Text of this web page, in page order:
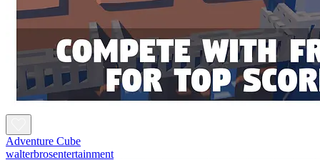
Adventure Cube
walterbrosentertainment